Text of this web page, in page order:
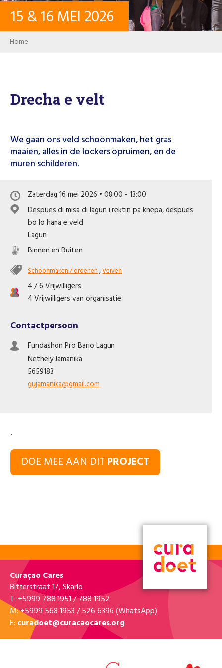
CONTACT
15 &16 MEI 2026
Breadcrumb
Home
Drecha e velt
We gaan ons veld schoonmaken, het gras
maaien, alles in de lockers opruimen, en de
muren schilderen.
Zaterdag 16 mei 2026 • 08:00 - 13:00
Despues di misa di lagun i rektin pa knepa, despues
bo lo hana e veld
Lagun
Binnen en Buiten
Schoonmaken / ordenen,Verven
4 / 6 Vrijwilligers
4 Vrijwilligers van organisatie
Contactpersoon
Fundashon Pro Bario Lagun
NethelyJamanika
5659183
gujamanika@gmail.com
.
DOE MEE AAN DIT PROJECT
Curaçao Cares
Bitterstraat 17, Skarlo
T: +5999 788 1951 / 788 1952
M: +5999 568 1953 / 526 6396 (WhatsApp)
E: curadoet@curacaocares.org